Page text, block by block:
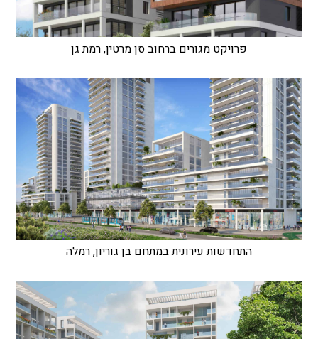
פרויקט מגורים ברחוב סן מרטין, רמת גן
התחדשות עירונית במתחם בן גוריון, רמלה